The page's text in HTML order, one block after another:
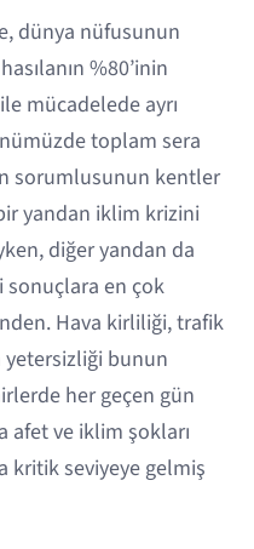
dünya nüfusunun
%80’inin
mücadelede ayrı
toplam sera
sorumlusunun kentler
yandan iklim krizini
diğer yandan da
en çok
Hava kirliliği, trafik
yetersizliği bunun
her geçen gün
afet ve iklim şokları
kritik seviyeye gelmiş